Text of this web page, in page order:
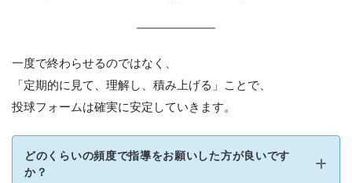
一度で終わらせるのではなく、
「定期的に見て、理解し、積み上げる」ことで、
投球フォームは確実に安定していきます。
どのくらいの頻度で指導をお願いした方が良いです
か？